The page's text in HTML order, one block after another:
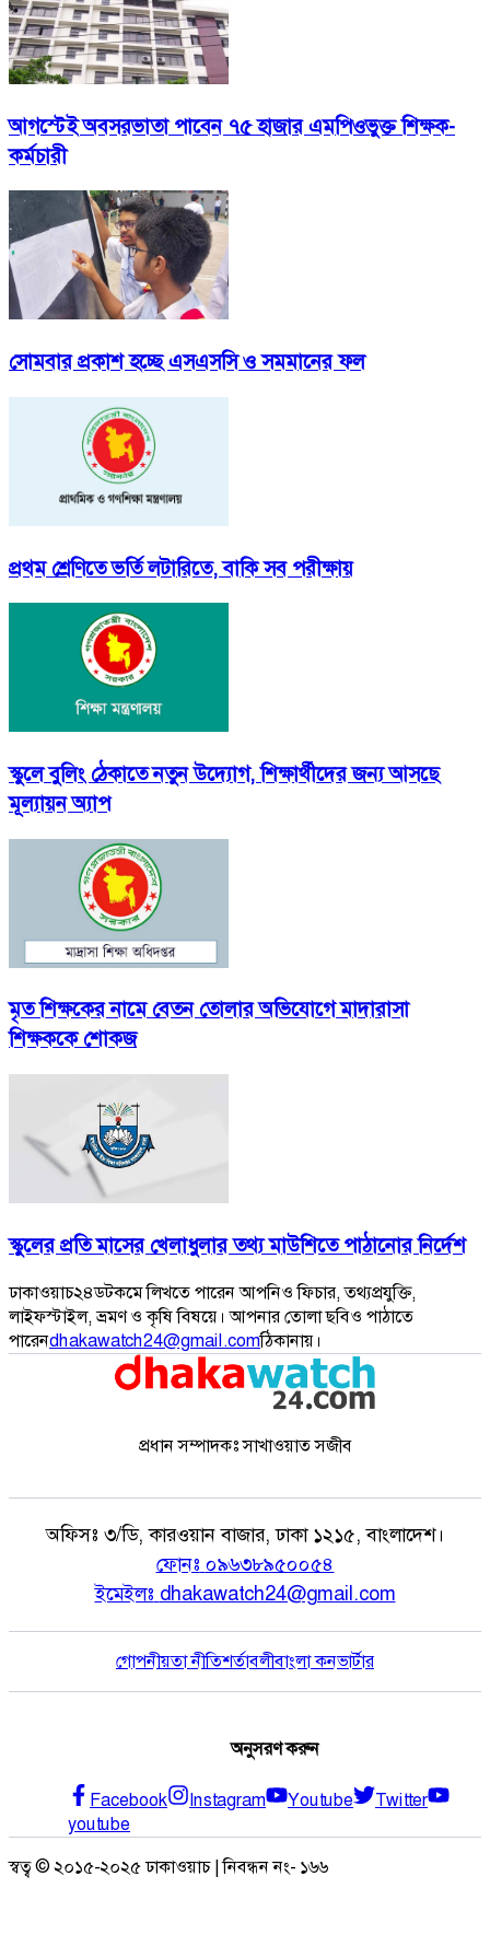
আগস্টেই অবসরভাতা পাবেন ৭৫ হাজার এমপিওভুক্ত শিক্ষক-
কর্মচারী
সোমবার প্রকাশ হচ্ছে এসএসসি ও সমমানের ফল
প্রথম শ্রেণিতে ভর্তি লটারিতে, বাকি সব পরীক্ষায়
স্কুলে বুলিং ঠেকাতে নতুন উদ্যোগ, শিক্ষার্থীদের জন্য আসছে
মূল্যায়ন অ্যাপ
মৃত শিক্ষকের নামে বেতন তোলার অভিযোগে মাদারাসা
শিক্ষককে শোকজ
স্কুলের প্রতি মাসের খেলাধুলার তথ্য মাউশিতে পাঠানোর নির্দেশ
ঢাকাওয়াচ২৪ডটকমে লিখতে পারেন আপনিও ফিচার, তথ্যপ্রযুক্তি,
লাইফস্টাইল, ভ্রমণ ও কৃষি বিষয়ে। আপনার তোলা ছবিও পাঠাতে
পারেনdhakawatch24@gmail.comঠিকানায়।
প্রধান সম্পাদকঃ সাখাওয়াত সজীব
অফিসঃ ৩/ডি, কারওয়ান বাজার, ঢাকা ১২১৫, বাংলাদেশ।
ফোনঃ ০৯৬৩৮৯৫০০৫৪
ইমেইলঃ dhakawatch24@gmail.com
গোপনীয়তা নীতিশর্তাবলীবাংলা কনভার্টার
অনুসরণ করুন
Facebook Instagram Youtube
Twitter
youtube
স্বত্ব © ২০১৫-২০২৫ ঢাকাওয়াচ | নিবন্ধন নং- ১৬৬